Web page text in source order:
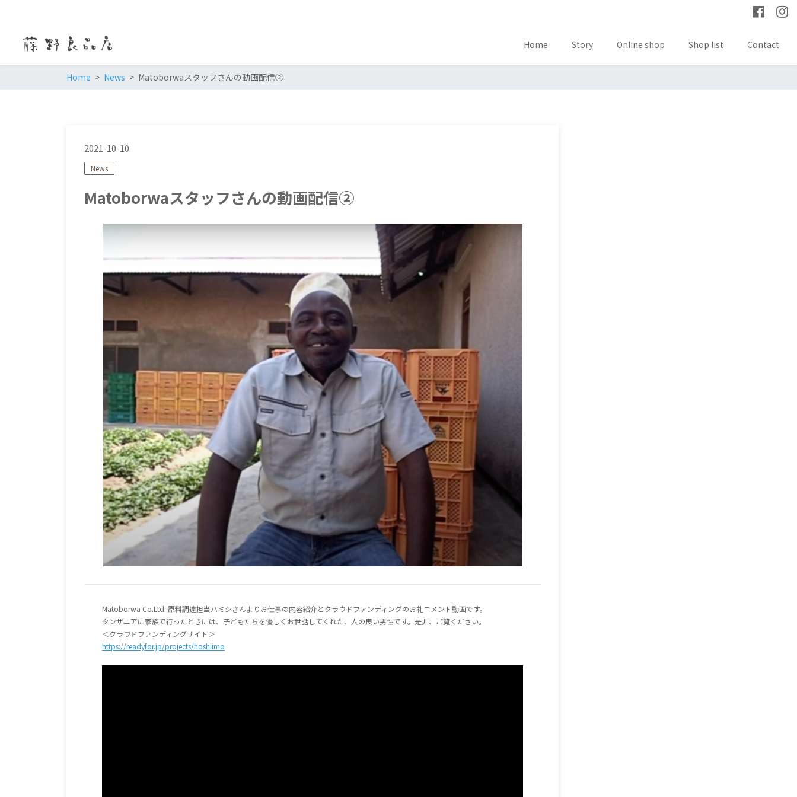
Home Story Online shop Shop list Contact
Home News Matoborwaスタッフさんの動画配信②
2021-10-10
News
Matoborwaスタッフさんの動画配信②
Matoborwa Co.Ltd. 原料調達担当ハミシさんよりお仕事の内容紹介とクラウドファンディングのお礼コメント動画です。
タンザニアに家族で行ったときには、子どもたちを優しくお世話してくれた、人の良い男性です。是非、ご覧ください。
＜クラウドファンディングサイト＞
https://readyfor.jp/projects/hoshiimo